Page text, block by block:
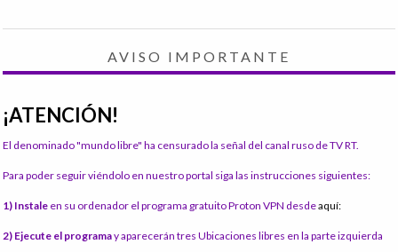
AVISO IMPORTANTE
¡ATENCIÓN!
El denominado "mundo libre" ha censurado la señal del canal ruso de TV RT.
Para poder seguir viéndolo en nuestro portal siga las instrucciones siguientes:
1) Instale en su ordenador el programa gratuito Proton VPN desdeaquí:
2) Ejecute el programay aparecerán tres Ubicaciones libres en la parte izquierda